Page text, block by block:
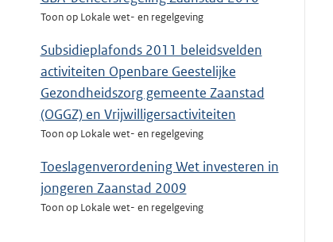
Toon op Lokale wet- en regelgeving
Subsidieplafonds 2011 beleidsvelden
activiteiten Openbare Geestelijke
Gezondheidszorg gemeente Zaanstad
(OGGZ) en Vrijwilligersactiviteiten
Toon op Lokale wet- en regelgeving
Toeslagenverordening Wet investeren in
jongeren Zaanstad 2009
Toon op Lokale wet- en regelgeving